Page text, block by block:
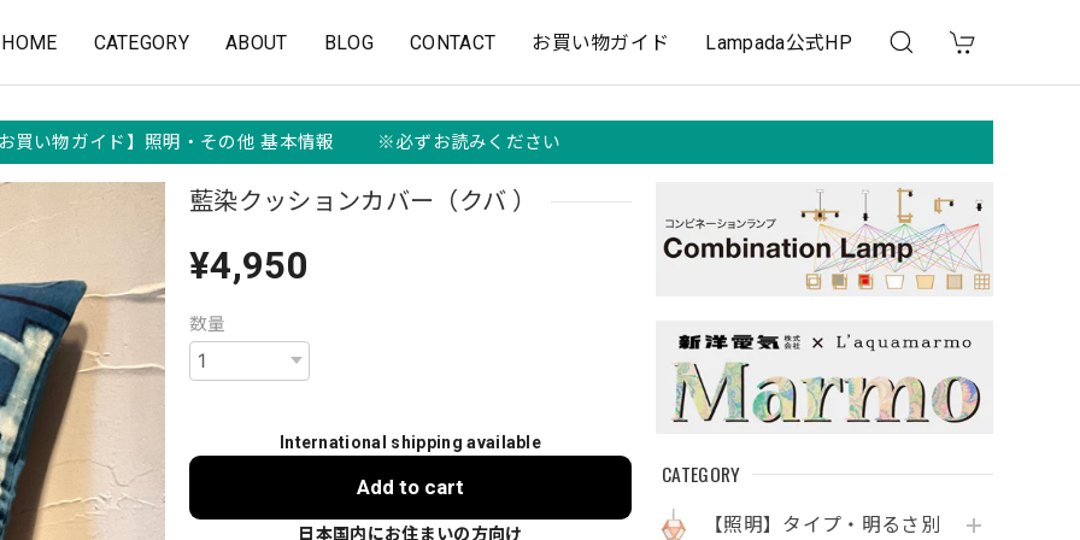
HOME CATEGORY ABOUT BLOG CONTACT お買い物ガイド Lampada公式HP
買い物ガイド】照明・その他 基本情報 ※必ずお読みください
CATEGORY
【照明】タイプ・明るさ別
藍染クッションカバー（クバ ）
¥4,950
数量
International shipping available
Add to cart
日本国内にお住まいの方向け